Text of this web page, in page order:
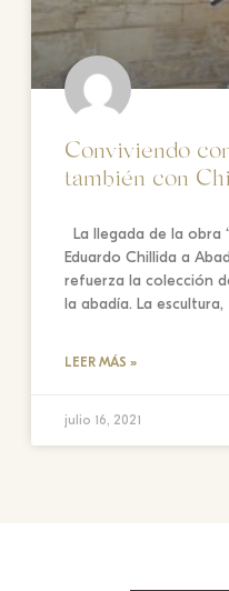
Conviviendo
también con
La llegada de la obra
Eduardo Chillida a
refuerza la colección
la abadía. La escultura,
LEER MÁS »
julio 16, 2021